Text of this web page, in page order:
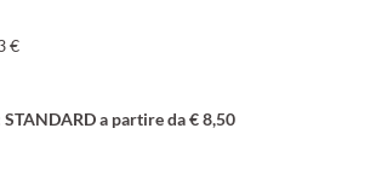
€
a partire da € 8,50